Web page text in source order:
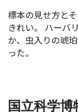
標本の見せ方と
きれい。 ハーバ
か、虫入りの琥
った。
国立科学